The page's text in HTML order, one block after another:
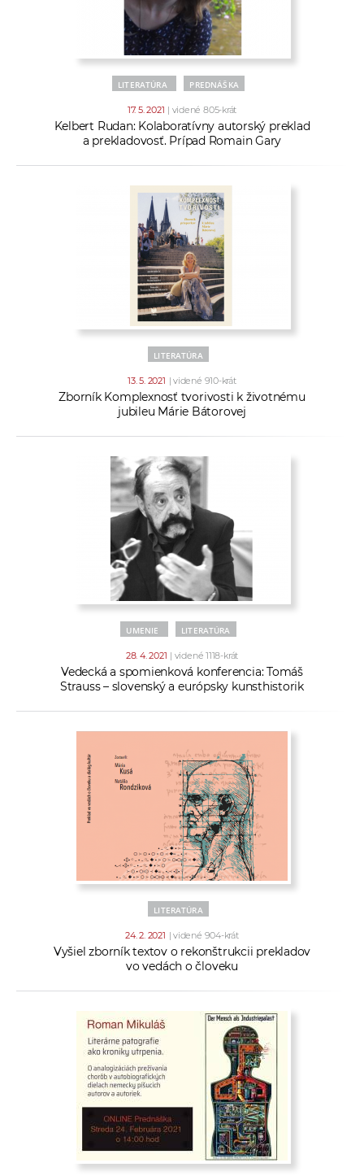
LITERATÚRA PREDNÁŠKA
17. 5. 2021 | videné 805-krát
Kelbert Rudan: Kolaboratívny autorský preklad
a prekladovosť. Prípad Romain Gary
LITERATÚRA
13. 5. 2021 | videné 910-krát
Zborník Komplexnosť tvorivosti k životnému
jubileu Márie Bátorovej
UMENIE LITERATÚRA
28. 4. 2021 | videné 1118-krát
Vedecká a spomienková konferencia: Tomáš
Strauss – slovenský a európsky kunsthistorik
LITERATÚRA
24. 2. 2021 | videné 904-krát
Vyšiel zborník textov o rekonštrukcii prekladov
vo vedách o človeku